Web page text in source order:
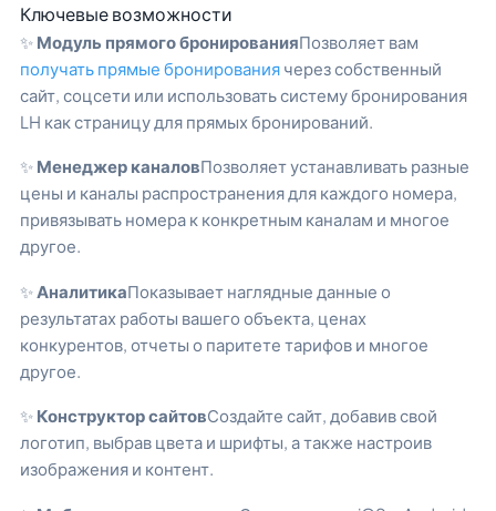
Ключевые возможности
✨ Модуль прямого бронированияПозволяет вам
получать прямые бронирования через собственный
сайт, соцсети или использовать систему бронирования
LH как страницу для прямых бронирований.
✨ Менеджер каналовПозволяет устанавливать разные
цены и каналы распространения для каждого номера,
привязывать номера к конкретным каналам и многое
другое.
✨ АналитикаПоказывает наглядные данные о
результатах работы вашего объекта, ценах
конкурентов, отчеты о паритете тарифов и многое
другое.
✨ Конструктор сайтовСоздайте сайт, добавив свой
логотип, выбрав цвета и шрифты, а также настроив
изображения и контент.